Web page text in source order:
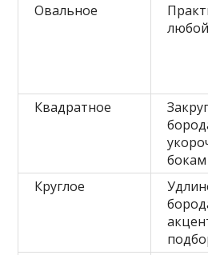
Овальное
Квадратное
бокам
Круглое